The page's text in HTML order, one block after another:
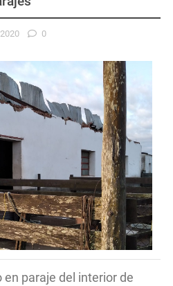
0
en paraje del interior de